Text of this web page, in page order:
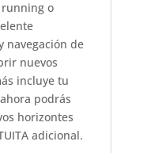
o
navegación de
nuevos
incluye tu
podrás
horizontes
adicional.